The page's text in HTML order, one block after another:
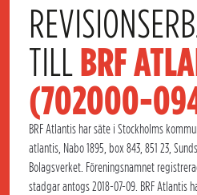
TILL BRF
(702000-
BRF Atlantis har säte i Stockholms
atlantis, Nabo 1895, box 843, 851 23,
Bolagsverket. Föreningsnamnet
stadgar antogs 2018-07-09. BRF Atlantis